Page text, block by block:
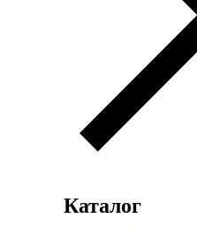
Каталог